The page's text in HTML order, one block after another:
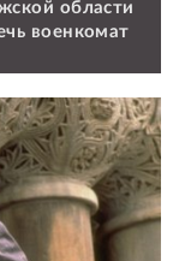
области
военкомат